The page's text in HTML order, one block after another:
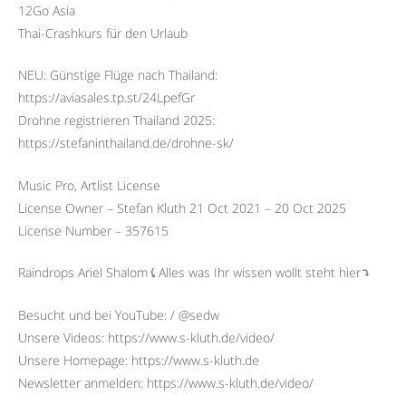
12Go Asia
Thai-Crashkurs für den Urlaub
NEU: Günstige Flüge nach Thailand:
https://aviasales.tp.st/24LpefGr
Drohne registrieren Thailand 2025:
https://stefaninthailand.de/drohne-sk/
Music Pro, Artlist License
License Owner – Stefan Kluth 21 Oct 2021 – 20 Oct 2025
License Number – 357615
Raindrops Ariel Shalom⤹Alles was Ihr wissen wollt steht hier⤵︎
Besucht und bei YouTube: / @sedw
Unsere Videos: https://www.s-kluth.de/video/
Unsere Homepage: https://www.s-kluth.de
Newsletter anmelden: https://www.s-kluth.de/video/